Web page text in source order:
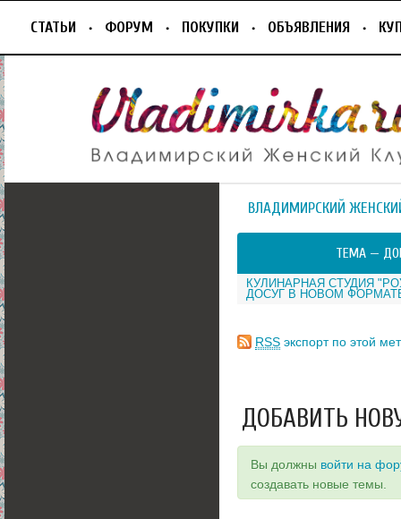
СТАТЬИ ФОРУМ ПОКУПКИ ОБЪЯВЛЕНИЯ
ВЛАДИМИРСКИЙ
ТЕМА —
КУЛИНАРНАЯ СТУДИЯ
ДОСУГ В НОВОМ
RSS экспорт по этой
ДОБАВИТЬ
Вы должны войти на
создавать новые темы.